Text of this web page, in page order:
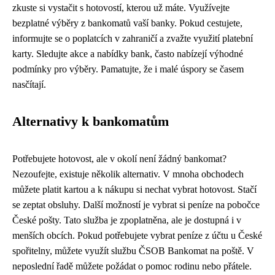
zkuste si vystačit s hotovostí, kterou už máte. Využívejte
bezplatné výběry z bankomatů vaší banky. Pokud cestujete,
informujte se o poplatcích v zahraničí a zvažte využití platební
karty. Sledujte akce a nabídky bank, často nabízejí výhodné
podmínky pro výběry. Pamatujte, že i malé úspory se časem
nasčítají.
Alternativy k bankomatům
Potřebujete hotovost, ale v okolí není žádný bankomat?
Nezoufejte, existuje několik alternativ. V mnoha obchodech
můžete platit kartou a k nákupu si nechat vybrat hotovost. Stačí
se zeptat obsluhy. Další možností je vybrat si peníze na pobočce
České pošty. Tato služba je zpoplatněna, ale je dostupná i v
menších obcích. Pokud potřebujete vybrat peníze z účtu u České
spořitelny, můžete využít službu ČSOB Bankomat na poště. V
neposlední řadě můžete požádat o pomoc rodinu nebo přátele.